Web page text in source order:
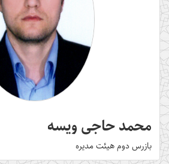
محمد حاجی ویسه
بازرس دوم هیئت مدیره